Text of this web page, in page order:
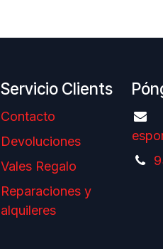
Servicio Clients
Contacto
Devoluciones
Vales Regalo
Reparaciones y
alquileres